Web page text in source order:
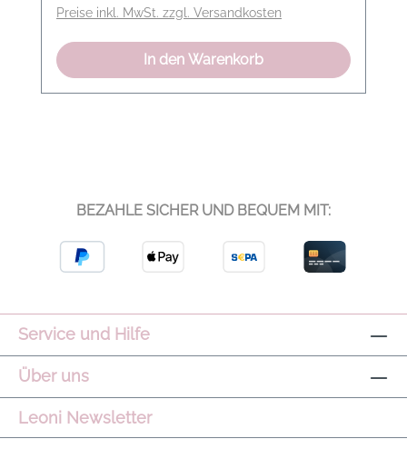
Preise inkl. MwSt. zzgl. Versandkosten
In den Warenkorb
BEZAHLE SICHER UND BEQUEM MIT:
Service und Hilfe
Über uns
Leoni Newsletter